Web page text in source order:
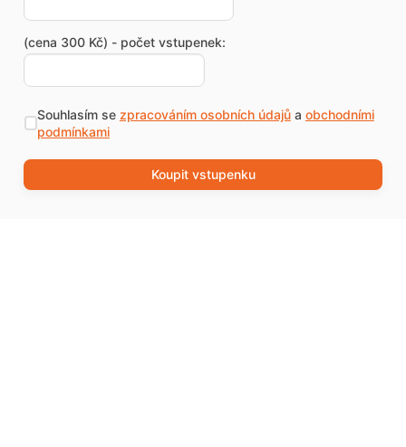
(cena 300 Kč) - počet vstupenek:
Souhlasím se zpracováním osobních údajůa obchodními
podmínkami
Koupit vstupenku